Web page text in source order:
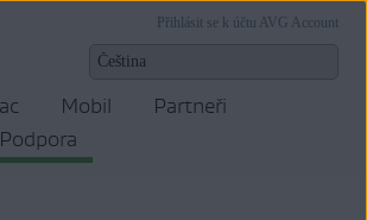
Přihlásit se k účtu AVG Account
Mobil
Partneři
Podpora